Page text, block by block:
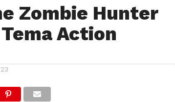
Zombie Hunter
Action